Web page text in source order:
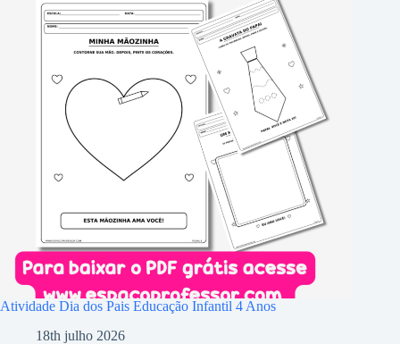
Atividade Dia dos Pais Educação Infantil 4 Anos
18th julho 2026